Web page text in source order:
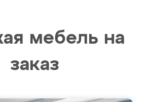
мебель на
заказ